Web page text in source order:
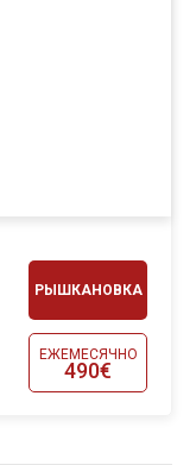
РЫШКАНОВКА
ЕЖЕМЕСЯЧНО
490€